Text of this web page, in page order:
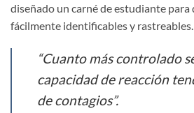
diseñado un carné de estudiante para
fácilmente identificables y rastreables.
“Cuanto más controlado
capacidad de reacción
de contagios”.